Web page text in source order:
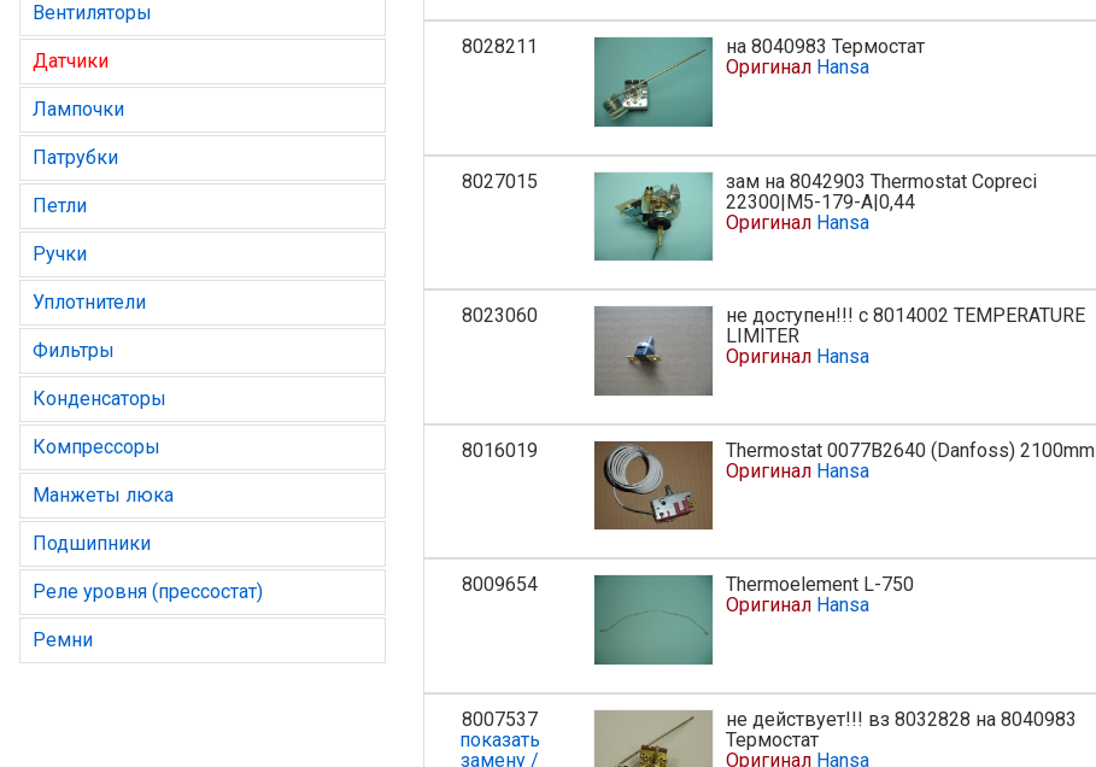
Вентиляторы
Датчики
Лампочки
Патрубки
Петли
Ручки
Уплотнители
Фильтры
Конденсаторы
Компрессоры
Манжеты люка
Подшипники
Реле уровня (прессостат)
Ремни
8028211
на 8040983 Термостат
Оригинал Hansa
8027015
зам на 8042903 Thermostat Copreci
22300|M5-179-A|0,44
Оригинал Hansa
8023060
не доступен!!! с 8014002 TEMPERATURE
LIMITER
Оригинал Hansa
8016019
Thermostat 0077B2640 (Danfoss) 2100mm
Оригинал Hansa
8009654
Thermoelement L-750
Оригинал Hansa
8007537
показать
замену /
не действует!!! вз 8032828 на 8040983
Термостат
Оригинал Hansa